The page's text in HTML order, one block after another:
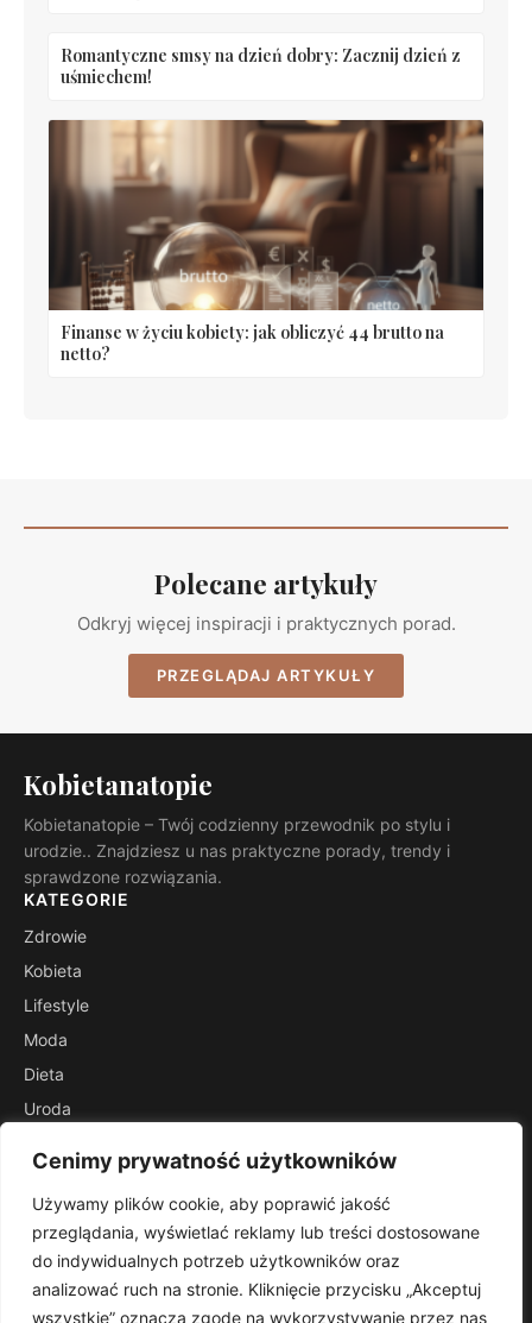
Cenimy prywatność użytkowników
Używamy plików cookie, aby poprawić jakość
przeglądania, wyświetlać reklamy lub treści dostosowane
do indywidualnych potrzeb użytkowników oraz
analizować ruch na stronie. Kliknięcie przycisku „Akceptuj
wszystkie” oznacza zgodę na wykorzystywanie przez nas
Romantyczne smsy na dzień dobry: Zacznij dzień z
uśmiechem!
Finanse w życiu kobiety: jak obliczyć 44 brutto na
netto?
Polecane artykuły
Odkryj więcej inspiracji i praktycznych porad.
PRZEGLĄDAJ ARTYKUŁY
Kobietanatopie
Kobietanatopie – Twój codzienny przewodnik po stylu i
urodzie.. Znajdziesz u nas praktyczne porady, trendy i
sprawdzone rozwiązania.
KATEGORIE
Zdrowie
Kobieta
Lifestyle
Moda
Dieta
Uroda
INFORMACJE
Kontakt
Mapa witryny
Polityka prywatności